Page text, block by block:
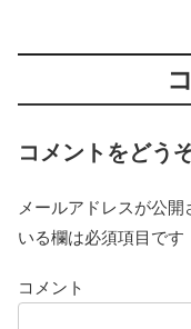
コメントをどう
メールアドレスが公開
いる欄は必須項目です
コメント